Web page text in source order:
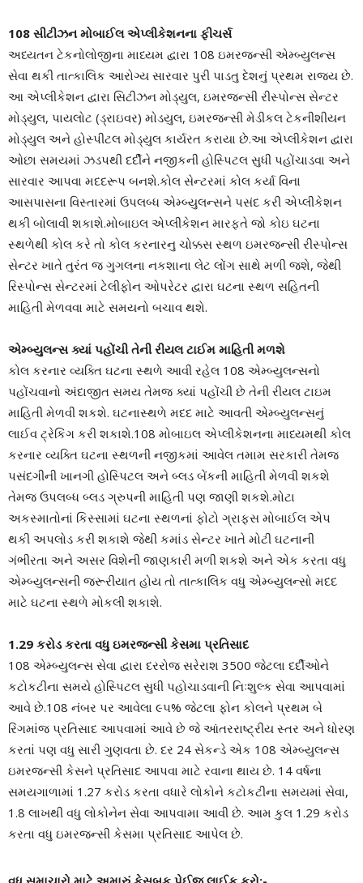
108 સીટીઝન મોબાઈલ એપ્લીકેશનના ફીચર્સ
અધ્યતન ટેકનોલોજીના માધ્યમ દ્વારા 108 ઇમરજન્સી એમ્બ્યુલન્સ
સેવા થકી તાત્કાલિક આરોગ્ય સારવાર પુરી પાડતુ દેશનું પ્રથમ રાજ્ય છે.
આ એપ્લીકેશન દ્વારા સિટીઝન મોડ્યુલ, ઇમરજન્સી રીસ્પોન્સ સેન્ટર
મોડ્યુલ, પાયલોટ (ડ્રાઇવર) મોડયુલ, ઇમરજન્સી મેડીકલ ટેકનીશીયન
મોડ્યુલ અને હોસ્પીટલ મોડ્યુલ કાર્યરત કરાયા છે.આ એપ્લીકેશન દ્વારા
ઓછા સમયમાં ઝડપથી દર્દીને નજીકની હોસ્પિટલ સુધી પહોંચાડવા અને
સારવાર આપવા મદદરૂપ બનશે.કોલ સેન્ટરમાં કોલ કર્યા વિના
આસપાસના વિસ્તારમાં ઉપલબ્ધ એમ્બ્યુલન્સને પસંદ કરી એપ્લીકેશન
થકી બોલાવી શકાશે.મોબાઇલ એપ્લીકેશન મારફતે જો કોઇ ઘટના
સ્થળેથી કોલ કરે તો કોલ કરનારનુ ચોક્કસ સ્થળ ઇમરજન્સી રીસ્પોન્સ
સેન્ટર ખાતે તુરંત જ ગુગલના નકશાના લેટ લોંગ સાથે મળી જશે, જેથી
રિસ્પોન્સ સેન્ટરમાં ટેલીફોન ઓપરેટર દ્વારા ઘટના સ્થળ સહિતની
માહિતી મેળવવા માટે સમયનો બચાવ થશે.
એમ્બ્યુલન્સ ક્યાં પહોંચી તેની રીયલ ટાઈમ માહિતી મળશે
કોલ કરનાર વ્યક્તિ ઘટના સ્થળે આવી રહેલ 108 એમ્બ્યુલન્સનો
પહોંચવાનો અંદાજીત સમય તેમજ ક્યાં પહોંચી છે તેની રીયલ ટાઇમ
માહિતી મેળવી શકશે. ઘટનાસ્થળે મદદ માટે આવતી એમ્બ્યુલન્સનું
લાઈવ ટ્રેકિંગ કરી શકાશે.108 મોબાઇલ એપ્લીકેશનના માધ્યમથી કોલ
કરનાર વ્યક્તિ ઘટના સ્થળની નજીકમાં આવેલ તમામ સરકારી તેમજ
પસંદગીની ખાનગી હોસ્પિટલ અને બ્લડ બેંકની માહિતી મેળવી શકશે
તેમજ ઉપલબ્ધ બ્લડ ગ્રુપની માહિતી પણ જાણી શકશે.મોટા
અકસ્માતોનાં કિસ્સામાં ઘટના સ્થળનાં ફોટો ગ્રાફ્સ મોબાઈલ એપ
થકી અપલોડ કરી શકાશે જેથી કમાંડ સેન્ટર ખાતે મોટી ઘટનાની
ગંભીરતા અને અસર વિશેની જાણકારી મળી શકશે અને એક કરતા વધુ
એમ્બ્યુલન્સની જરૂરીયાત હોય તો તાત્કાલિક વધુ એમ્બ્યુલન્સો મદદ
માટે ઘટના સ્થળે મોકલી શકાશે.
1.29 કરોડ કરતા વધુ ઇમરજન્સી કેસમા પ્રતિસાદ
108 એમ્બ્યુલન્સ સેવા દ્વારા દરરોજ સરેરાશ 3500 જેટલા દર્દીઓને
કટોકટીના સમયે હોસ્પિટલ સુધી પહોચાડવાની નિઃશુલ્ક સેવા આપવામાં
આવે છે.108 નંબર પર આવેલા ૯૫% જેટલા ફોન કોલને પ્રથમ બે
રિંગમાંજ પ્રતિસાદ આપવામાં આવે છે જે આંતરરાષ્ટ્રીય સ્તર અને ધોરણ
કરતાં પણ વધુ સારી ગુણવતા છે. દર 24 સેકન્ડે એક 108 એમ્બ્યુલન્સ
ઇમરજન્સી કેસને પ્રતિસાદ આપવા માટે રવાના થાય છે. 14 વર્ષના
સમયગાળામાં 1.27 કરોડ કરતા વધારે લોકોને કટોકટીના સમયમાં સેવા,
1.8 લાખથી વધુ લોકોનેન સેવા આપવામા આવી છે. આમ કુલ 1.29 કરોડ
કરતા વધુ ઇમરજન્સી કેસમા પ્રતિસાદ આપેલ છે.